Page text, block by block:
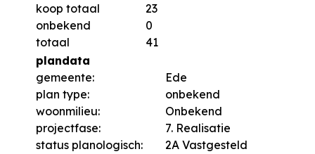
koop totaal
23
onbekend
0
totaal
41
plandata
gemeente:
Ede
plan type:
onbekend
woonmilieu:
Onbekend
projectfase:
7. Realisatie
status planologisch:
2A Vastgesteld